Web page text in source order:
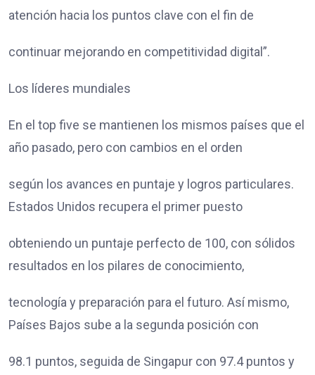
atención hacia los puntos clave con el fin de
continuar mejorando en competitividad digital”.
Los líderes mundiales
En el top five se mantienen los mismos países que el
año pasado, pero con cambios en el orden
según los avances en puntaje y logros particulares.
Estados Unidos recupera el primer puesto
obteniendo un puntaje perfecto de 100, con sólidos
resultados en los pilares de conocimiento,
tecnología y preparación para el futuro. Así mismo,
Países Bajos sube a la segunda posición con
98.1 puntos, seguida de Singapur con 97.4 puntos y